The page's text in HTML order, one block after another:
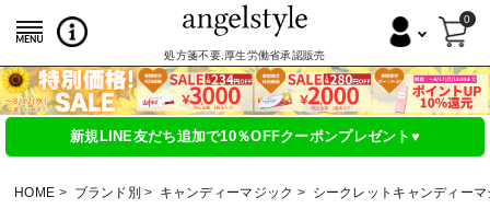
処方箋不要,厚生労働省承認販売
0
新規LINE友だち追加で10％OFFクーポンプレゼント♥
HOME ブランド別 キャンディーマジック シークレットキャンディー